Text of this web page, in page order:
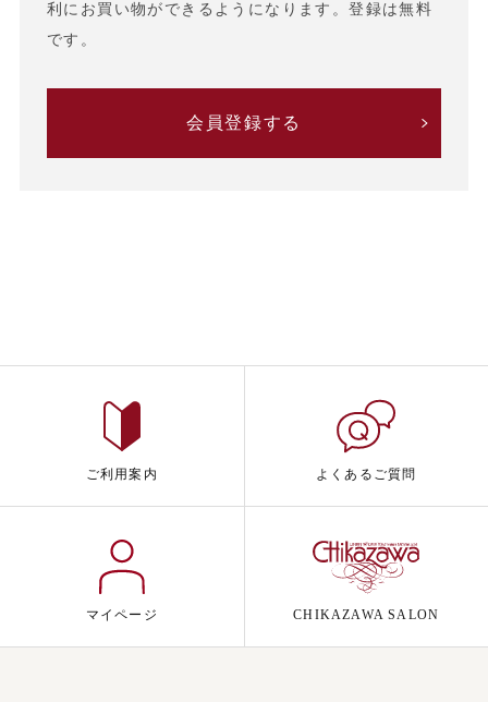
利にお買い物ができるようになります。登録は無料
です。
会員登録する
ご利用案内 よくあるご質問
マイページ CHIKAZAWA SALON